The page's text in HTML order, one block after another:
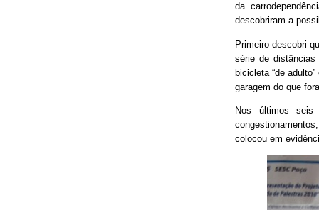
da
descobriram a
Primeiro descobri
série de distâncias
bicicleta “de
garagem do que
Nos últimos seis
colocou em